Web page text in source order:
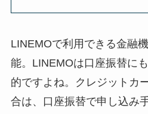
LINEMOで利用できる金融
能。LINEMOは口座振替に
的ですよね。クレジットカ
合は、口座振替で申し込み